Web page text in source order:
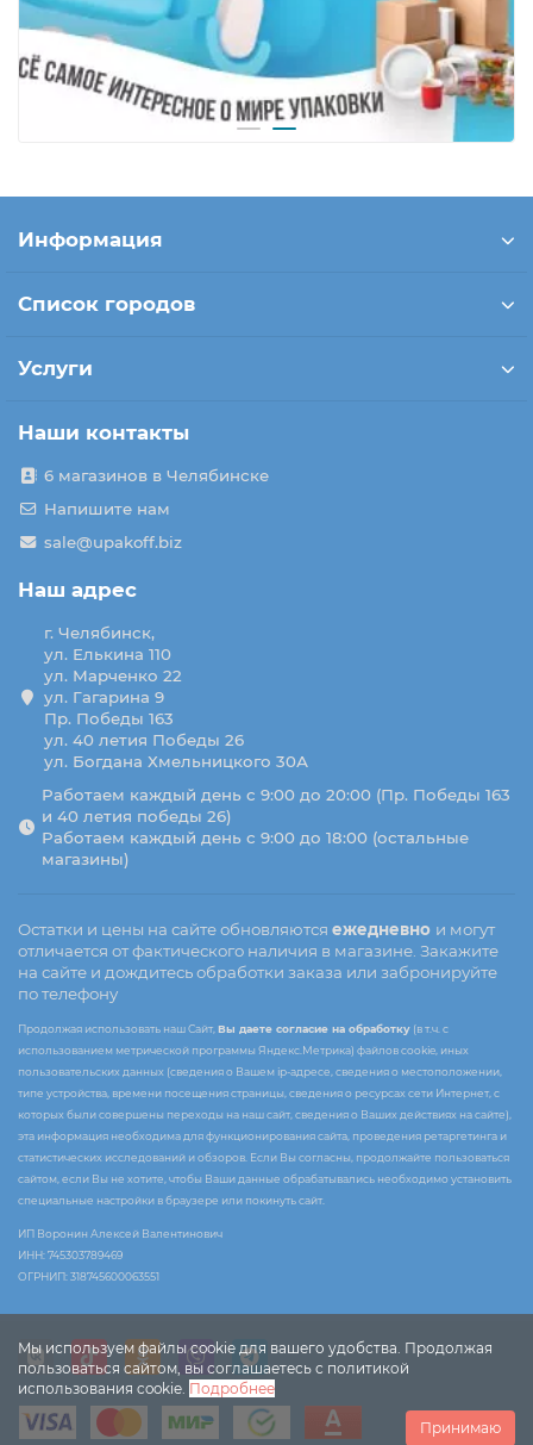
Мы используем файлы cookie для вашего удобства. Продолжая
пользоваться сайтом, вы соглашаетесь с политикой
использования cookie. Подробнее
Принимаю
Информация
Список городов
Услуги
Наши контакты
6 магазинов в Челябинске
Напишите нам
sale@upakoff.biz
Наш адрес
г. Челябинск,
ул. Елькина 110
ул. Марченко 22
ул. Гагарина 9
Пр. Победы 163
ул. 40 летия Победы 26
ул. Богдана Хмельницкого 30А
Работаем каждый день с 9:00 до 20:00 (Пр. Победы 163
и 40 летия победы 26)
Работаем каждый день с 9:00 до 18:00 (остальные
магазины)
Остатки и цены на сайте обновляются ежедневно и могут
отличается от фактического наличия в магазине. Закажите
на сайте и дождитесь обработки заказа или забронируйте
по телефону
Продолжая использовать наш Сайт, Вы даете согласие на обработку (в т.ч. с
использованием метрической программы Яндекс.Метрика) файлов cookie, иных
пользовательских данных (сведения о Вашем ip-адресе, сведения о местоположении,
типе устройства, времени посещения страницы, сведения о ресурсах сети Интернет, с
которых были совершены переходы на наш сайт, сведения о Ваших действиях на сайте),
эта информация необходима для функционирования сайта, проведения ретаргетинга и
статистических исследований и обзоров. Если Вы согласны, продолжайте пользоваться
сайтом, если Вы не хотите, чтобы Ваши данные обрабатывались необходимо установить
специальные настройки в браузере или покинуть сайт.
ИП Воронин Алексей Валентинович
ИНН: 745303789469
ОГРНИП: 318745600063551